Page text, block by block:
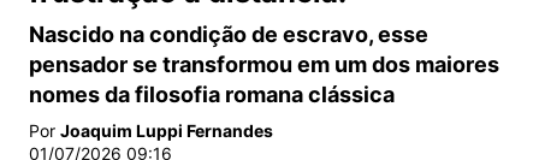
Nascido na condição de escravo, esse
pensador se transformou em um dos maiores
nomes da filosofia romana clássica
Por Joaquim Luppi Fernandes
01/07/2026 09:16